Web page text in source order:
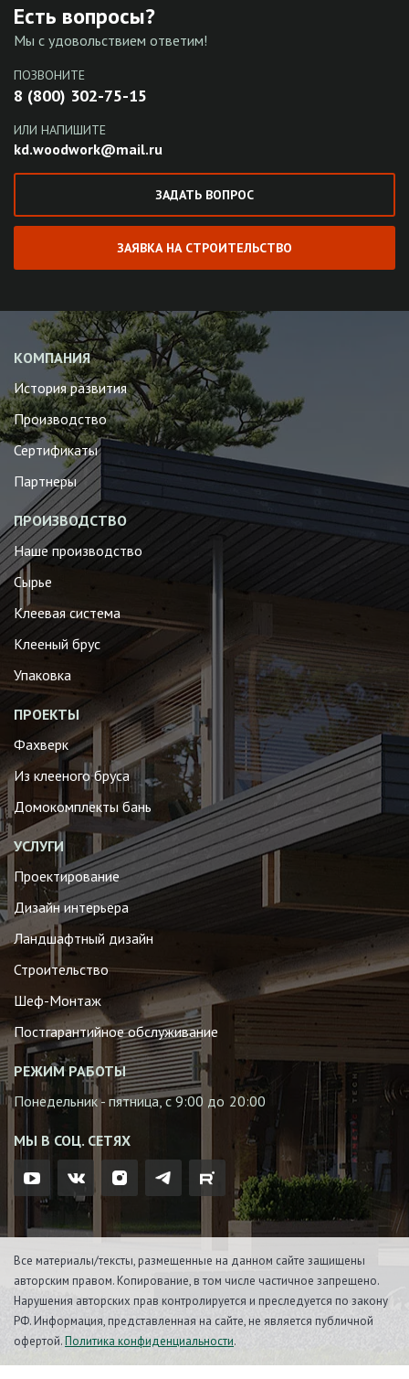
Есть вопросы?
Мы с удовольствием ответим!
ПОЗВОНИТЕ
8 (800) 302-75-15
ИЛИ НАПИШИТЕ
kd.woodwork@mail.ru
ЗАДАТЬ ВОПРОС
ЗАЯВКА НА СТРОИТЕЛЬСТВО
КОМПАНИЯ
История развития
Производство
Сертификаты
Партнеры
ПРОИЗВОДСТВО
Наше производство
Сырье
Клеевая система
Клееный брус
Упаковка
ПРОЕКТЫ
Фахверк
Из клееного бруса
Домокомплекты бань
УСЛУГИ
Проектирование
Дизайн интерьера
Ландшафтный дизайн
Строительство
Шеф-Монтаж
Постгарантийное обслуживание
РЕЖИМ РАБОТЫ
Понедельник - пятница, с 9:00 до 20:00
МЫ В СОЦ. СЕТЯХ
Все материалы/тексты, размещенные на данном сайте защищены
авторским правом. Копирование, в том числе частичное запрещено.
Нарушения авторских прав контролируется и преследуется по закону
РФ. Информация, представленная на сайте, не является публичной
офертой.Политика конфиденциальности.